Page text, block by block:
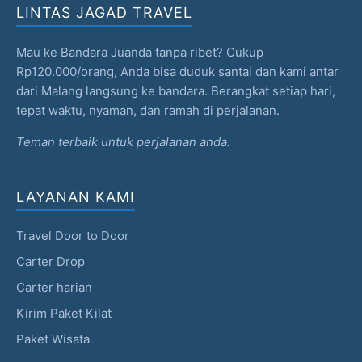
LINTAS JAGAD TRAVEL
Mau ke Bandara Juanda tanpa ribet? Cukup
Rp120.000/orang, Anda bisa duduk santai dan kami antar
dari Malang langsung ke bandara. Berangkat setiap hari,
tepat waktu, nyaman, dan ramah di perjalanan.
Teman terbaik untuk perjalanan anda.
LAYANAN KAMI
Travel Door to Door
Carter Drop
Carter harian
Kirim Paket Kilat
Paket Wisata